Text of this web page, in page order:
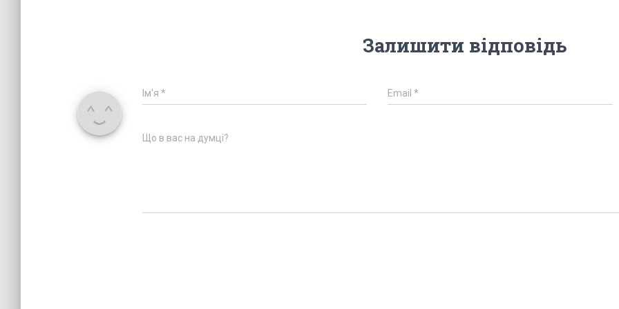
Залишити відповідь
Ім'я * Email*
Що в вас на думці?